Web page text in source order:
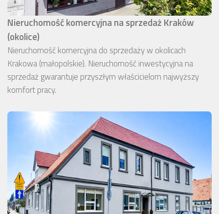
Nieruchomość komercyjna na sprzedaż Kraków
(okolice)
Nieruchomość komercyjna do sprzedaży w okolicach
Krakowa (małopolskie). Nieruchomość inwestycyjna na
sprzedaż gwarantuje przyszłym właścicielom najwyższy
komfort pracy.